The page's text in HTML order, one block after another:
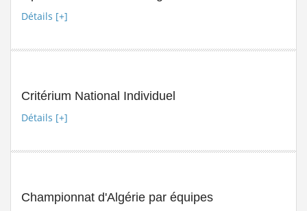
Stage de formation à la faculté des...
المرحلة الجهوية التأهيلية للبطولة...Lire la suite
dispositions pratiques 2025-2026...
Détails [+]
Critérium National Individuel
Détails [+]
Championnat d'Algérie par équipes